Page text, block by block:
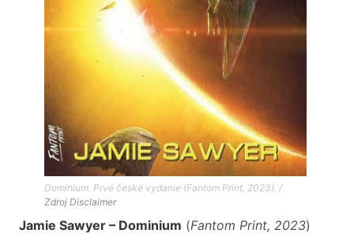
Dominium. Prvé české vydanie (Fantom Print, 2023). /
Zdroj Disclaimer
Jamie Sawyer – Dominium (Fantom Print, 2023)